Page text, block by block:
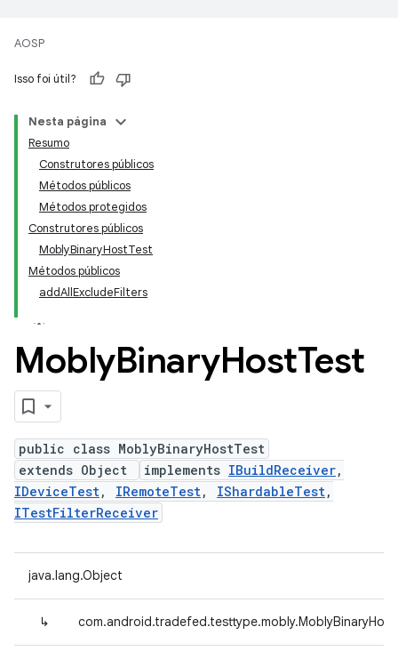
AOSP
Isso foi útil?
Nesta página
Resumo
Construtores públicos
Métodos públicos
Métodos protegidos
Construtores públicos
MoblyBinaryHostTest
Métodos públicos
addAllExcludeFilters
MoblyBinaryHostTest
public class MoblyBinaryHostTest
extends Object
implements IBuildReceiver,
IDeviceTest, IRemoteTest, IShardableTest,
ITestFilterReceiver
java.lang.Object
↳